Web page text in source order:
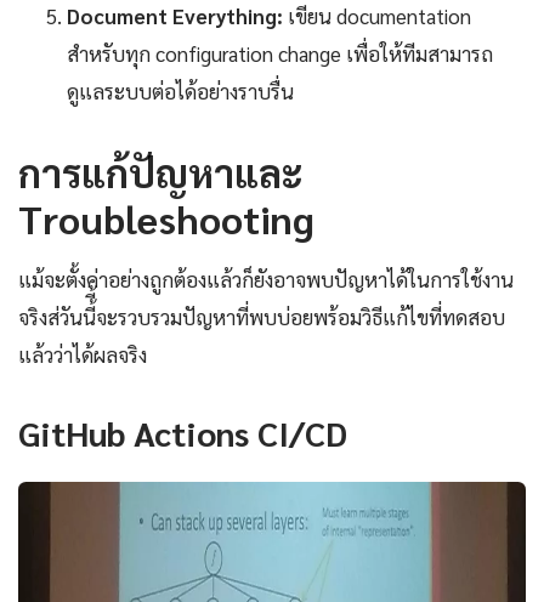
Document Everything: เขียน documentation
สำหรับทุก configuration change เพื่อให้ทีมสามารถ
ดูแลระบบต่อได้อย่างราบรื่น
การแก้ปัญหาและ
Troubleshooting
แม้จะตั้งค่าอย่างถูกต้องแล้วก็ยังอาจพบปัญหาได้ในการใช้งาน
จริงส่วันนี้ี้จะรวบรวมปัญหาที่พบบ่อยพร้อมวิธีแก้ไขที่ทดสอบ
แล้วว่าได้ผลจริง
GitHub Actions CI/CD